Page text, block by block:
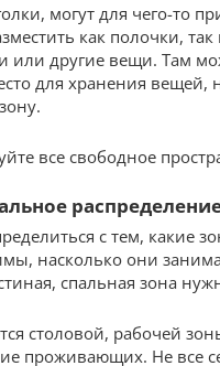
могут для чего-то
как полочки,
или другие вещи. Там
для хранения вещей,
все свободное
с тем, какие
насколько они
спальная зона
столовой, рабочей
проживающих. Не все